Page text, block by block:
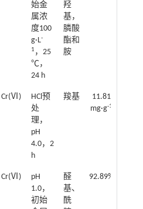
始金
属浓
度100
g·L-
1 ，25
℃，
24 h
羟
基，
膦酸
酯和
胺
Cr(Ⅵ)
HCl预
处
理，
pH
4.0，2
h
羧基
11.81
mg·g-1
Cr(Ⅵ)
pH
1.0，
初始
醛
基、
酰
92.89%